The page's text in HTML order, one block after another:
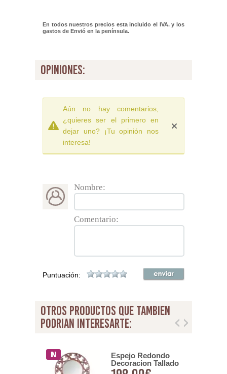
En todos nuestros precios esta incluido el IVA. y los
gastos de Envió en la península.
opiniones:
Aún no hay comentarios,
¿quieres ser el primero en
dejar uno? ¡Tu opinión nos
interesa!
Nombre:
Comentario:
Puntuación:
otros productos que tambien
podrian interesarte:
Espejo Redondo
Decoracion Tallado
Calado Nogal